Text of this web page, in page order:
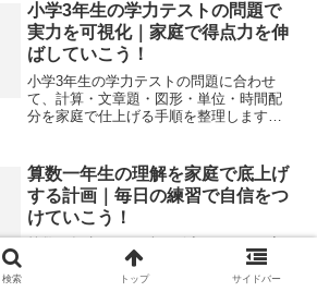
小学3年生の学力テストの問題で
実力を可視化｜家庭で得点力を伸
ばしていこう！
小学3年生の学力テストの問題に合わせ
て、計算・文章題・図形・単位・時間配
分を家庭で仕上げる手順を整理します。
算数一年生の理解を家庭で底上げ
する計画｜毎日の練習で自信をつ
けていこう！
庭向けに、単元の流れ、練習の工夫、文
章題の読み取り、図形と測定の体験、継
検索 トップ サイドバー